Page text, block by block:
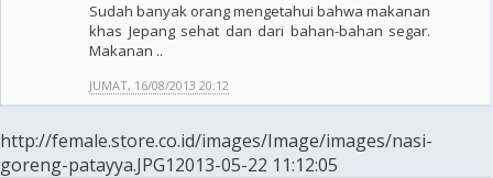
Sudah banyak orang mengetahui bahwa makanan
khas Jepang sehat dan dari bahan-bahan segar.
Makanan ..
JUMAT, 16/08/2013 20:12
http://female.store.co.id/images/Image/images/nasi-
goreng-patayya.JPG12013-05-22 11:12:05